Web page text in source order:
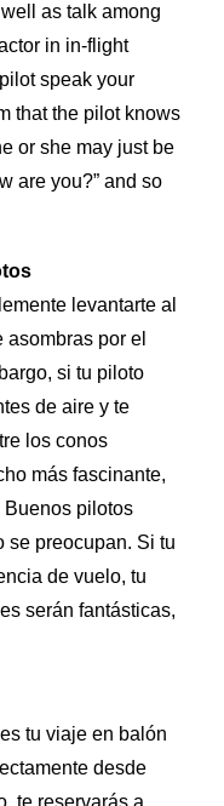
as talk among
in in-flight
speak your
that the pilot knows
or she may just be
are you?” and so
levantarte al
por el
si tu piloto
de aire y te
los conos
más fascinante,
Buenos pilotos
se preocupan. Si tu
de vuelo, tu
serán fantásticas,
tu viaje en balón
desde
te reservarás a